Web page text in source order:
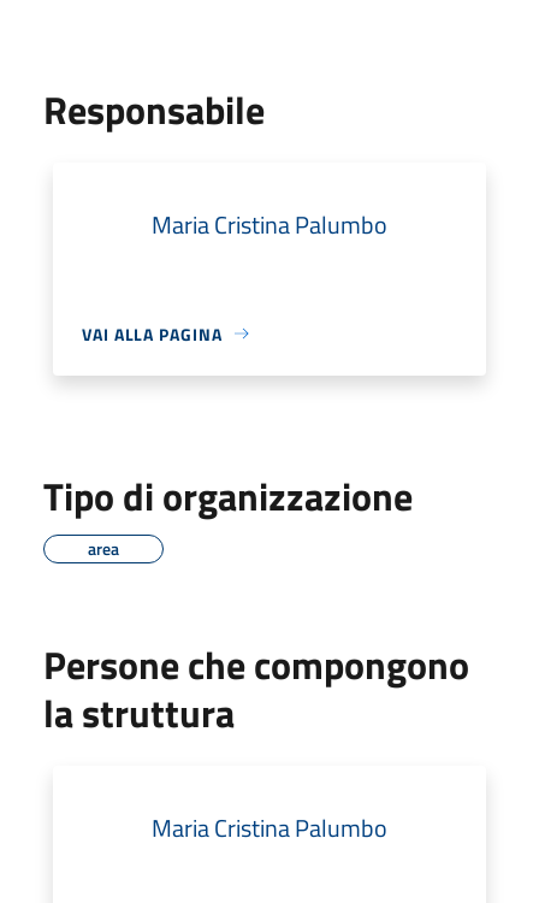
Responsabile
Maria Cristina Palumbo
VAI ALLA PAGINA
Tipo di organizzazione
area
Persone che compongono
la struttura
Maria Cristina Palumbo